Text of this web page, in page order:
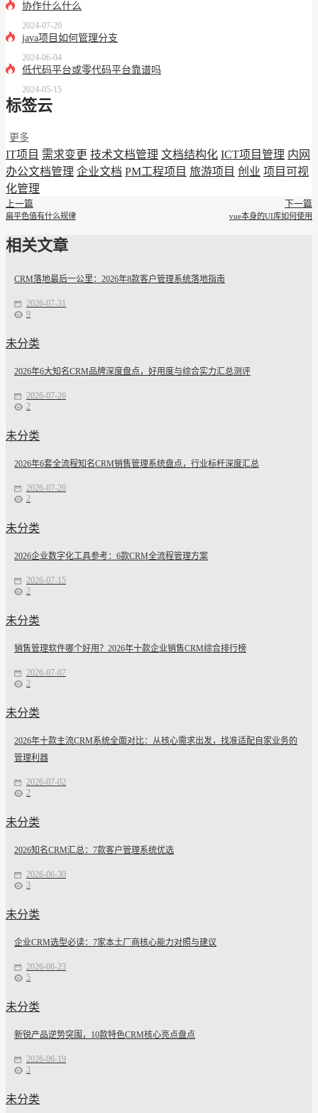
协作什么什么
2024-07-20
java项目如何管理分支
2024-06-04
低代码平台或零代码平台靠谱吗
2024-05-15
标签云
更多
IT项目 需求变更 技术文档管理 文档结构化 ICT项目管理 内网
办公文档管理 企业文档 PM工程项目 旅游项目 创业 项目可视
化管理
上一篇
扁平色值有什么规律
下一篇
vue本身的UI库如何使用
相关文章
CRM落地最后一公里：2026年8款客户管理系统落地指南
2026-07-31
9
未分类
2026年6大知名CRM品牌深度盘点，好用度与综合实力汇总测评
2026-07-26
2
未分类
2026年6套全流程知名CRM销售管理系统盘点，行业标杆深度汇总
2026-07-20
2
未分类
2026企业数字化工具参考：6款CRM全流程管理方案
2026-07-15
2
未分类
销售管理软件哪个好用？2026年十款企业销售CRM综合排行榜
2026-07-07
2
未分类
2026年十款主流CRM系统全面对比：从核心需求出发，找准适配自家业务的
管理利器
2026-07-02
2
未分类
2026知名CRM汇总：7款客户管理系统优选
2026-06-30
3
未分类
企业CRM选型必读：7家本土厂商核心能力对照与建议
2026-06-23
5
未分类
新锐产品逆势突围，10款特色CRM核心亮点盘点
2026-06-19
3
未分类